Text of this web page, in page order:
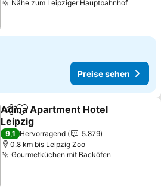
Nähe zum Leipziger HauptbahnhofPreise
Preise sehen
TeilenZu Favoriten hinzufügen
Adina Apartment Hotel
Leipzig
Preise sehen
9,1 Hervorragend
5.879
0.8 km bis Leipzig Zoo
Gourmetküchen mit Backöfen